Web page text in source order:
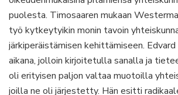
puolesta. Timosaaren mukaan
työ kytkeytyikin monin tavoin
järkiperäistämisen kehittämiseen.
aikana, jolloin kirjoitetulla sanalla ja
oli erityisen paljon valtaa muotoilla
joilla ne oli järjestetty. Hän esitti